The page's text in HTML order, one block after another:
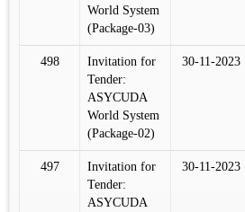
World System
(Package-03)
498
Invitation for
Tender:
ASYCUDA
World System
(Package-02)
30-11-2023
497
Invitation for
Tender:
ASYCUDA
30-11-2023